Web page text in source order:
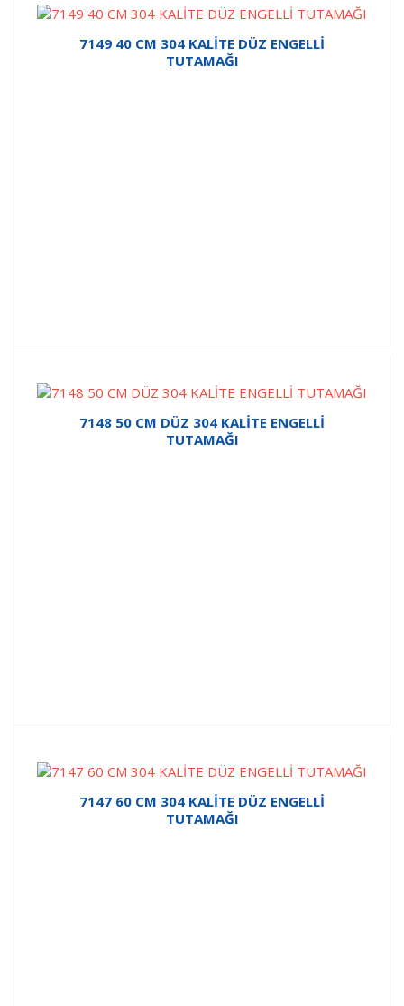
7149 40 CM 304 KALİTE DÜZ ENGELLİ
TUTAMAĞI
7148 50 CM DÜZ 304 KALİTE ENGELLİ
TUTAMAĞI
7147 60 CM 304 KALİTE DÜZ ENGELLİ
TUTAMAĞI